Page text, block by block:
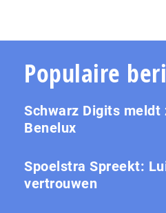
Populaire
Schwarz Digits meldt
Benelux
Spoelstra Spreekt:
vertrouwen